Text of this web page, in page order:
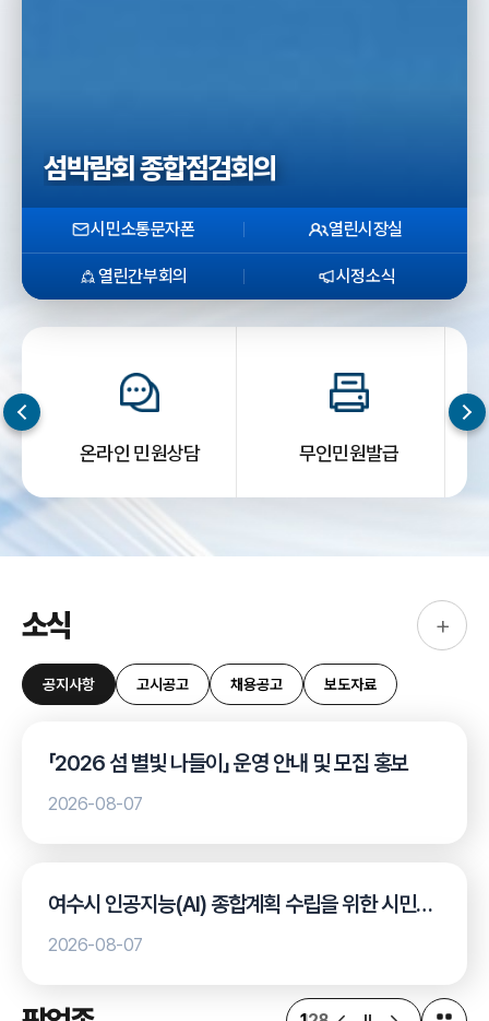
섬박람회 종합점검회의
시민소통문자폰 열린시장실
열린간부회의 시정소식
온라인 민원상담 무인민원발급
소식
공지사항 고시공고 채용공고 보도자료
+
「2026 섬 별빛 나들이」 운영 안내 및 모집 홍보
2026-08-07
여수시 인공지능(AI) 종합계획 수립을 위한 시민
설문조사 안내
2026-08-07